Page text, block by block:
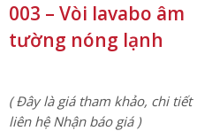
003 – Vòi lavabo âm
tường nóng lạnh
( Đây là giá tham khảo, chi tiết
liên hệ Nhận báo giá )